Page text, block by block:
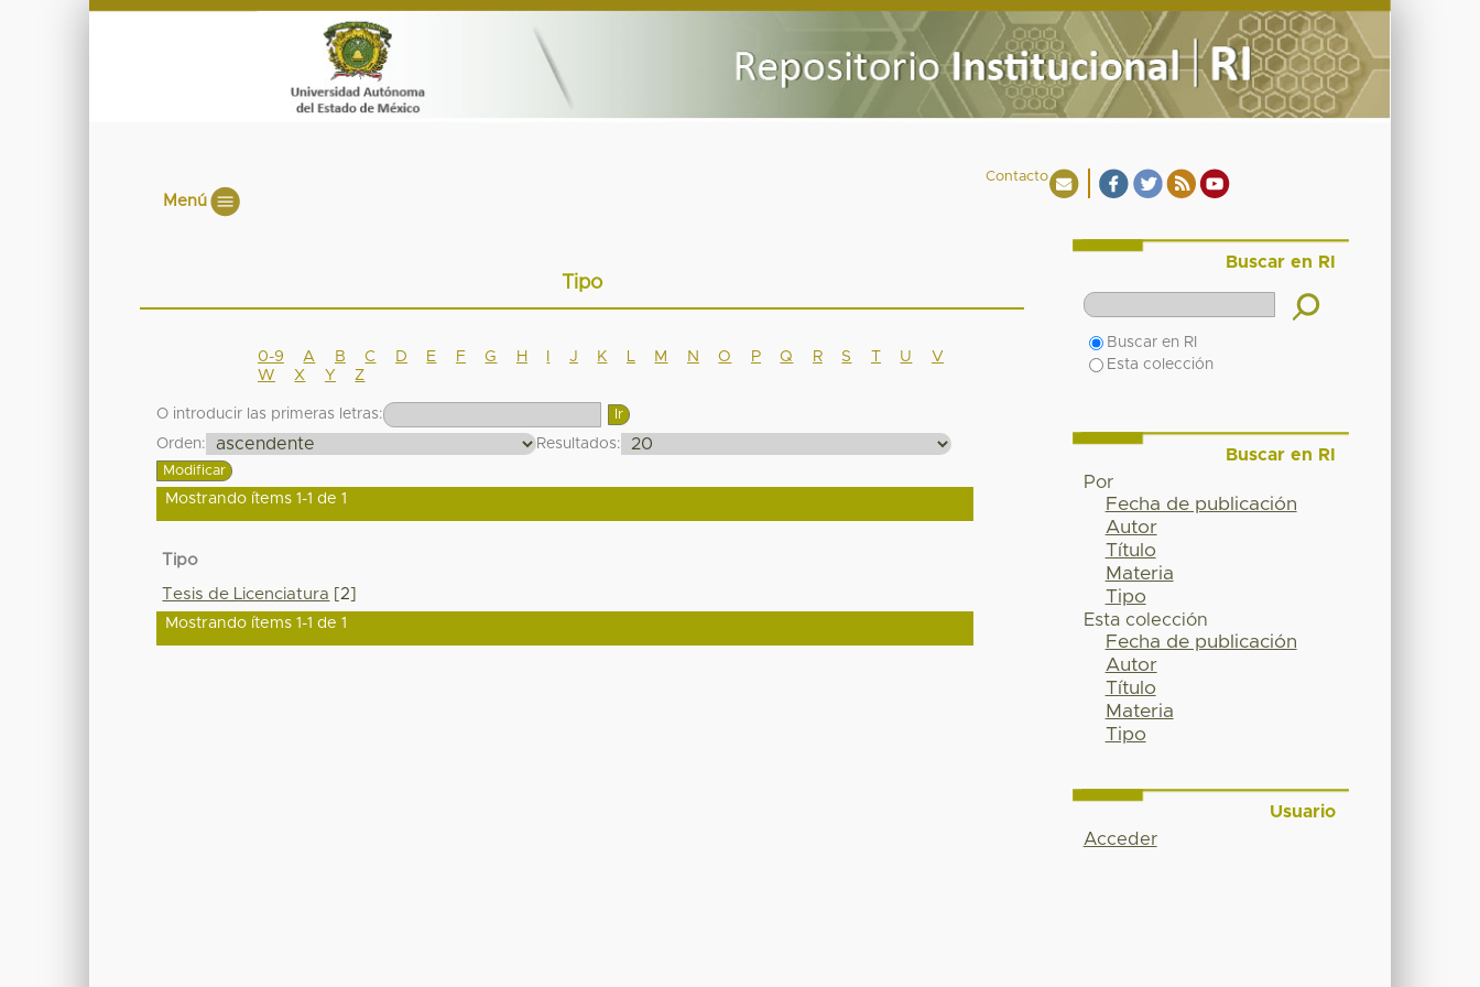
Contacto
Menú
Tipo
0-9 A B C D E F G H J K M N O P Q R S T U
V
W
X Y Z
O introducir las primeras letras:
Orden:
Resultados:
Mostrando ítems 1-1 de 1
Tipo
Tesis de Licenciatura [2]
Mostrando ítems 1-1 de 1
Buscar en RI
Buscar en RI
Esta colección
Buscar en RI
Por
Fecha de publicación
Autor
Título
Materia
Tipo
Esta colección
Fecha de publicación
Autor
Título
Materia
Tipo
Usuario
Acceder